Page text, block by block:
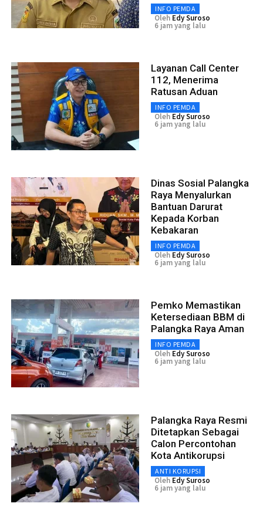
INFO PEMDA
Oleh Edy Suroso
6 jam yang lalu
Layanan Call Center
112, Menerima
Ratusan Aduan
INFO PEMDA
Oleh Edy Suroso
6 jam yang lalu
Dinas Sosial Palangka
Raya Menyalurkan
Bantuan Darurat
Kepada Korban
Kebakaran
INFO PEMDA
Oleh Edy Suroso
6 jam yang lalu
Pemko Memastikan
Ketersediaan BBM di
Palangka Raya Aman
INFO PEMDA
Oleh Edy Suroso
6 jam yang lalu
Palangka Raya Resmi
Ditetapkan Sebagai
Calon Percontohan
Kota Antikorupsi
ANTI KORUPSI
Oleh Edy Suroso
6 jam yang lalu